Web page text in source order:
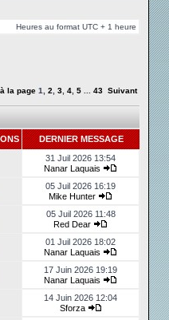
Heures au format UTC + 1 heure
la page 1 2 3 4 5 43 Suivant
DERNIER MESSAGE
31 Juil 2026 13:54
Nanar Laquais
05 Juil 2026 16:19
Mike Hunter
05 Juil 2026 11:48
Red Dear
01 Juil 2026 18:02
Nanar Laquais
17 Juin 2026 19:19
Nanar Laquais
14 Juin 2026 12:04
Sforza